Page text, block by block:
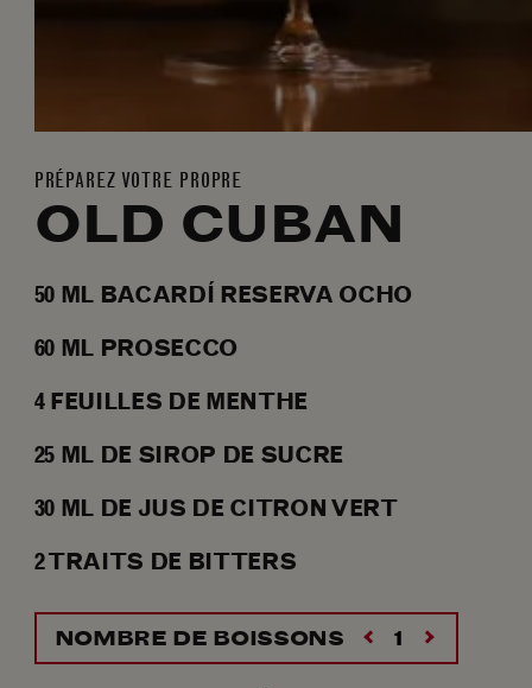
PRÉPAREZ VOTRE PROPRE
OLD CUBAN
50 ML BACARDÍ RESERVA OCHO
60 ML PROSECCO
4FEUILLES DE MENTHE
25 ML DE SIROP DE SUCRE
30 ML DE JUS DE CITRON VERT
2TRAITS DE BITTERS
NOMBRE DE BOISSONS